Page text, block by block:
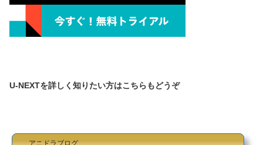
U-NEXTを詳しく知りたい方はこちらもどうぞ
アニドラブログ